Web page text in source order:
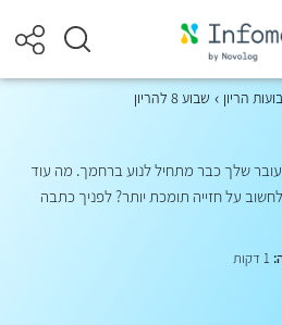
הריון שבוע 8 להריון
שלך כבר מתחיל לנוע ברחמך. מה עוד
על חזייה תומכת יותר? לפניך כתבה